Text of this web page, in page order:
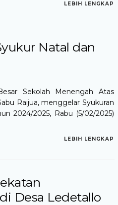
LEBIH LENGKAP
Natal dan
Sekolah Menengah Atas
Raijua, menggelar Syukuran
2024/2025, Rabu (5/02/2025)
LEBIH LENGKAP
Desa Ledetallo